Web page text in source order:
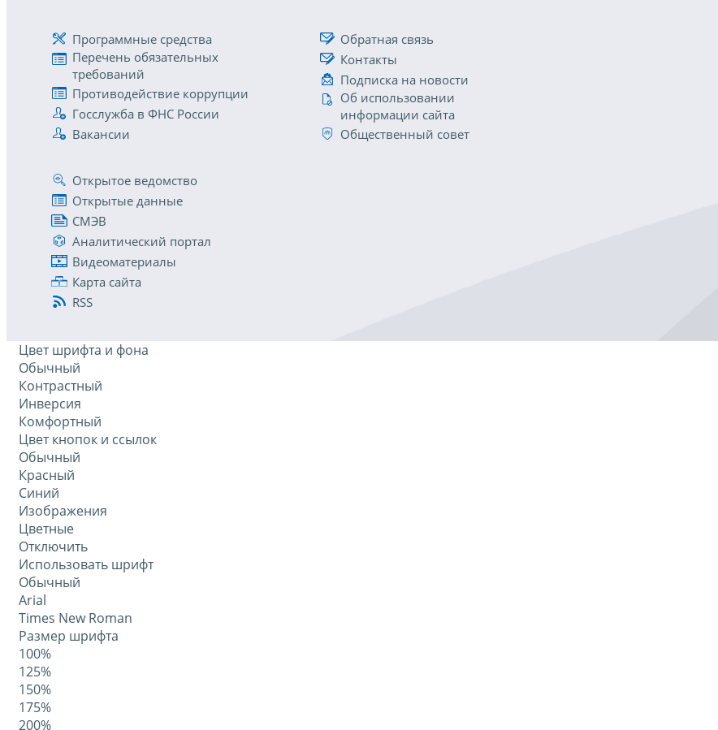
Программные средства
Перечень обязательных
требований
Противодействие коррупции
Госслужба в ФНС России
Вакансии
Обратная связь
Контакты
Подписка на новости
Об использовании
информации сайта
Общественный совет
Открытое ведомство
Открытые данные
СМЭВ
Аналитический портал
Видеоматериалы
Карта сайта
RSS
Цвет шрифта и фона
Обычный
Контрастный
Инверсия
Комфортный
Цвет кнопок и ссылок
Обычный
Красный
Синий
Изображения
Цветные
Отключить
Использовать шрифт
Обычный
Arial
Times New Roman
Размер шрифта
100%
125%
150%
175%
200%